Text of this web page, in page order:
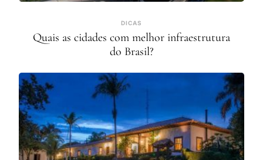
DICAS
Quais as cidades com melhor infraestrutura
do Brasil?